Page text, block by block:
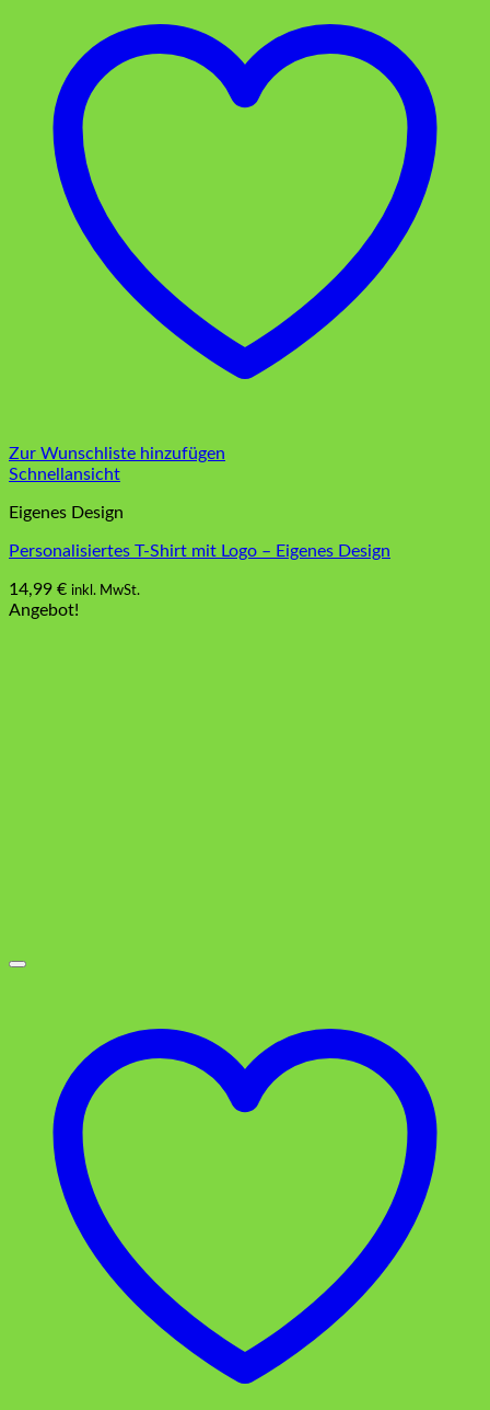
Zur Wunschliste hinzufügen
Schnellansicht
Eigenes Design
Personalisiertes T-Shirt mit Logo – Eigenes Design
14,99 € inkl. MwSt.
Dieses
Angebot!